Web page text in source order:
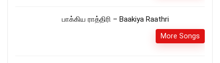
பாக்கிய ராத்திரி – Baakiya Raathri
More Songs